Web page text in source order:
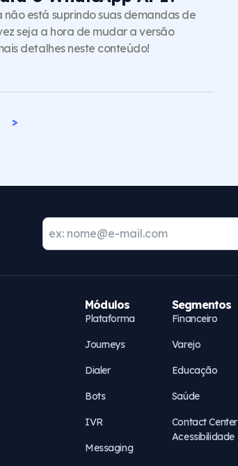
não está suprindo suas demandas de
seja a hora de mudar a versão
detalhes neste conteúdo!
>
Módulos
Plataforma
Journeys
Dialer
Bots
IVR
Messaging
Segmentos
Financeiro
Varejo
Educação
Saúde
Contact Center
Acessibilidade